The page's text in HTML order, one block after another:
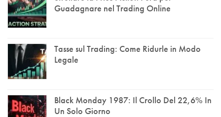
Guadagnare nel Trading Online
Tasse sul Trading: Come Ridurle in Modo
Legale
Black Monday 1987: Il Crollo Del 22,6% In
Un Solo Giorno